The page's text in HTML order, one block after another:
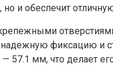
и обеспечит
фиксацию и
57.1 мм, что делает